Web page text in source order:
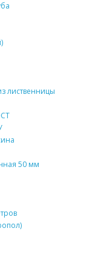
лиственницы
50 мм